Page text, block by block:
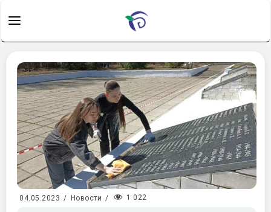
04.05.2023 / Новости / 1 022